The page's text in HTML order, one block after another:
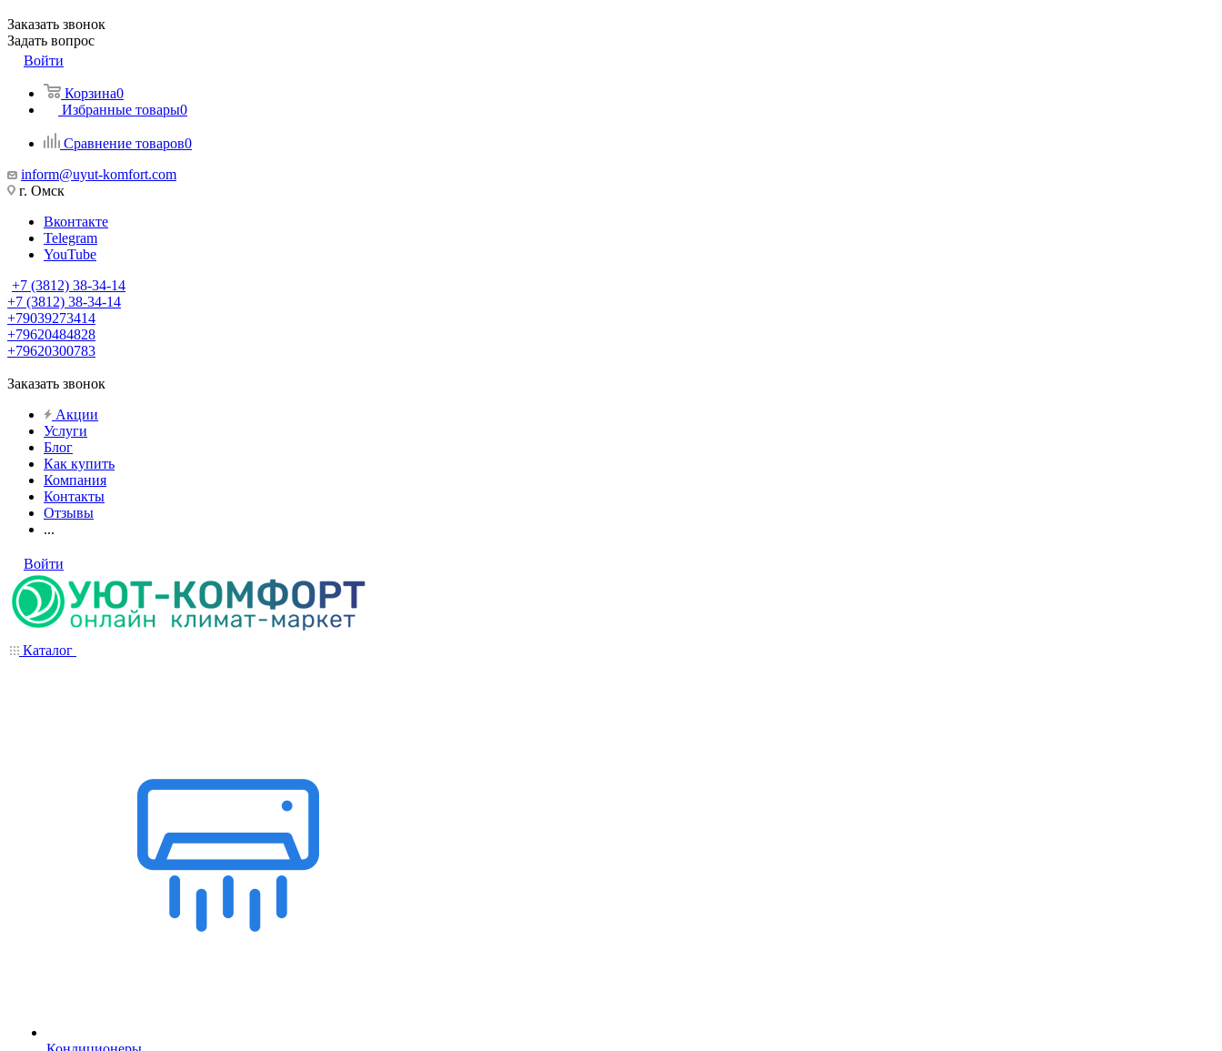
Заказать звонок
Задать вопрос
Войти
Корзина0
Избранные товары0
Сравнение товаров0
inform@uyut-komfort.com
г. Омск
Вконтакте
Telegram
YouTube
+7 (3812) 38-34-14
+7 (3812) 38-34-14
+79039273414
+79620484828
+79620300783
Заказать звонок
Акции
Услуги
Блог
Как купить
Компания
Контакты
Отзывы
...
Войти
Каталог